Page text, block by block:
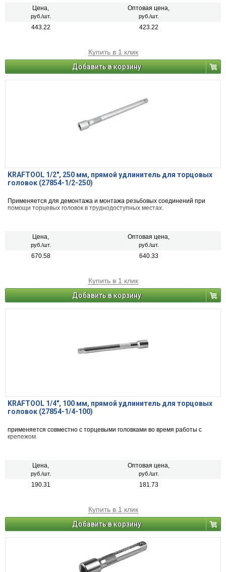
Цена,
руб./шт.
Оптовая цена,
руб./шт.
443.22 423.22
Купить в 1 клик
Добавить в корзину
KRAFTOOL 1/2″, 250 мм, прямой удлинитель для торцовых
головок (27854-1/2-250)
Применяется для демонтажа и монтажа резьбовых соединений при
помощи торцевых головок в труднодоступных местах.
Цена,
руб./шт.
Оптовая цена,
руб./шт.
670.58 640.33
Купить в 1 клик
Добавить в корзину
KRAFTOOL 1/4″, 100 мм, прямой удлинитель для торцовых
головок (27854-1/4-100)
применяется совместно с торцевыми головками во время работы с
крепежом.
Цена,
руб./шт.
Оптовая цена,
руб./шт.
190.31 181.73
Купить в 1 клик
Добавить в корзину